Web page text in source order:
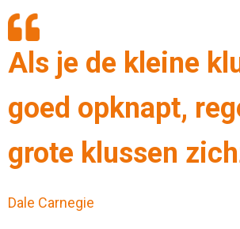
Als je de kleine
goed opknapt,
grote klussen
Dale Carnegie